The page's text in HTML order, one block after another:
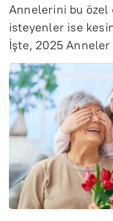
Annelerini bu
isteyenler ise
İşte, 2025